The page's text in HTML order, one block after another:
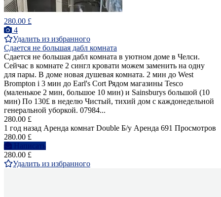
280.00 £
4
Удалить из избранного
Сдается не большая дабл комната
Сдается не большая дабл комната в уютном доме в Челси.
Сейчас в комнате 2 сингл кровати можем заменить на одну
для пары. В доме новая душевая комната. 2 мин до West
Brompton i 3 мин до Earl's Cort Рядом магазины Tesco
(маленькое 2 мин, большое 10 мин) и Sainsburys большой (10
мин) По 130£ в неделю Чистый, тихий дом с каждонедельной
генеральной уборкой. 07984...
280.00 £
1 год назад Аренда комнат Double Б/у Аренда 691 Просмотров
280.00 £
Написать
280.00 £
Удалить из избранного